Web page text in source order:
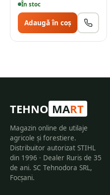
În stoc
Adaugă în coș
TEHNO MART
Magazin online de utilaje
agricole și forestiere.
Distribuitor autorizat STIHL
din 1996 · Dealer Ruris de 35
de ani. SC Tehnodora SRL,
Focșani.